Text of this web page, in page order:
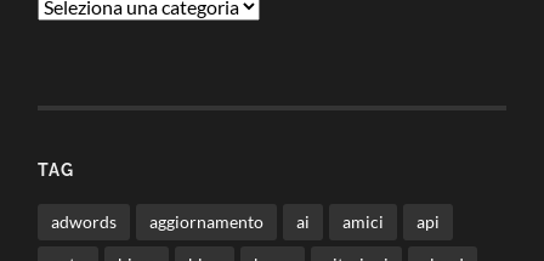
Categorie
TAG
adwords aggiornamento ai amici api